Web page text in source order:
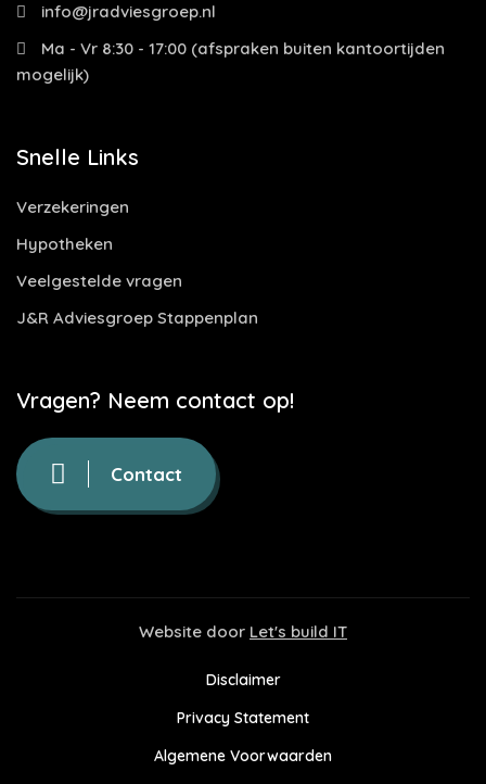
info@jradviesgroep.nl
Ma - Vr 8:30 - 17:00 (afspraken buiten kantoortijden
mogelijk)
Snelle Links
Verzekeringen
Hypotheken
Veelgestelde vragen
J&R Adviesgroep Stappenplan
Vragen? Neem contact op!
Contact
Website door Let's build IT
Disclaimer
Privacy Statement
Algemene Voorwaarden